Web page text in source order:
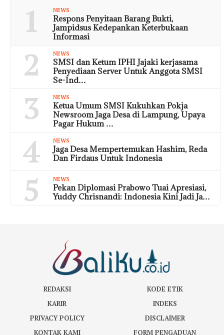
1 NEWS
Respons Penyitaan Barang Bukti,
Jampidsus Kedepankan Keterbukaan
Informasi
2 NEWS
SMSI dan Ketum IPHI Jajaki kerjasama
Penyediaan Server Untuk Anggota SMSI
Se-Ind…
3 NEWS
Ketua Umum SMSI Kukuhkan Pokja
Newsroom Jaga Desa di Lampung, Upaya
Pagar Hukum …
4 NEWS
Jaga Desa Mempertemukan Hashim, Reda
Dan Firdaus Untuk Indonesia
5 NEWS
Pekan Diplomasi Prabowo Tuai Apresiasi,
Yuddy Chrisnandi: Indonesia Kini Jadi Ja…
REDAKSI
KODE ETIK
KARIR
INDEKS
PRIVACY POLICY
DISCLAIMER
KONTAK KAMI
FORM PENGADUAN